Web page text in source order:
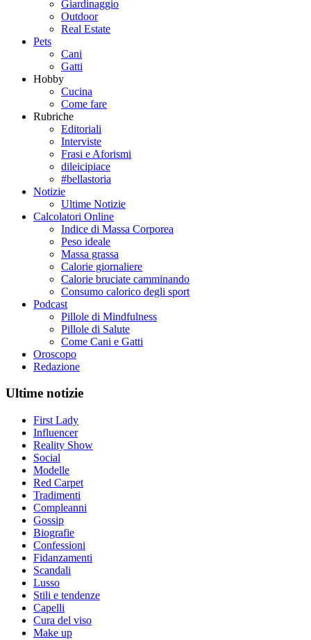
Giardinaggio
Outdoor
Real Estate
Pets
Cani
Gatti
Hobby
Cucina
Come fare
Rubriche
Editoriali
Interviste
Frasi e Aforismi
dileicipiace
#bellastoria
Notizie
Ultime Notizie
Calcolatori Online
Indice di Massa Corporea
Peso ideale
Massa grassa
Calorie giornaliere
Calorie bruciate camminando
Consumo calorico degli sport
Podcast
Pillole di Mindfulness
Pillole di Salute
Come Cani e Gatti
Oroscopo
Redazione
Ultime notizie
First Lady
Influencer
Reality Show
Social
Modelle
Red Carpet
Tradimenti
Compleanni
Gossip
Biografie
Confessioni
Fidanzamenti
Scandali
Lusso
Stili e tendenze
Capelli
Cura del viso
Make up